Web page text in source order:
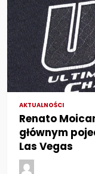
AKTUALNOŚCI
Renato
głównym
Las Vegas